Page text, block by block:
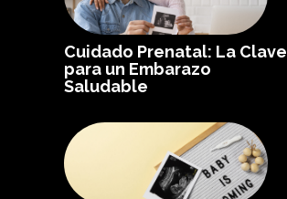
Cuidado Prenatal: La Clave
para un Embarazo
Saludable